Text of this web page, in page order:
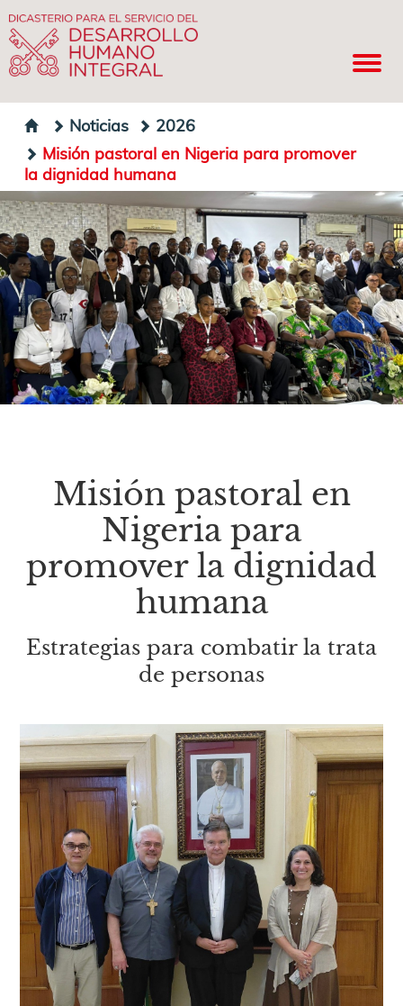
Noticias
2026
Misión pastoral en Nigeria para promover
la dignidad humana
Misión pastoral en
Nigeria para
promover la dignidad
humana
Estrategias para combatir la trata
de personas